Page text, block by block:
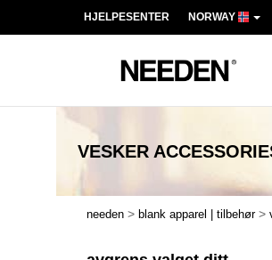
HJELPESENTER NORWAY
VESKER
needen > blank apparel | tilbehør >